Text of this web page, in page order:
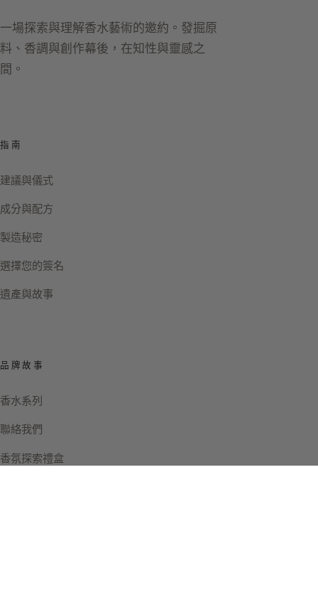
一場探索與理解香水藝術的邀約。發掘原
料、香調與創作幕後，在知性與靈感之
間。
指南
建議與儀式
成分與配方
製造秘密
選擇您的簽名
遺產與故事
品牌故事
香水系列
聯絡我們
香氛探索禮盒